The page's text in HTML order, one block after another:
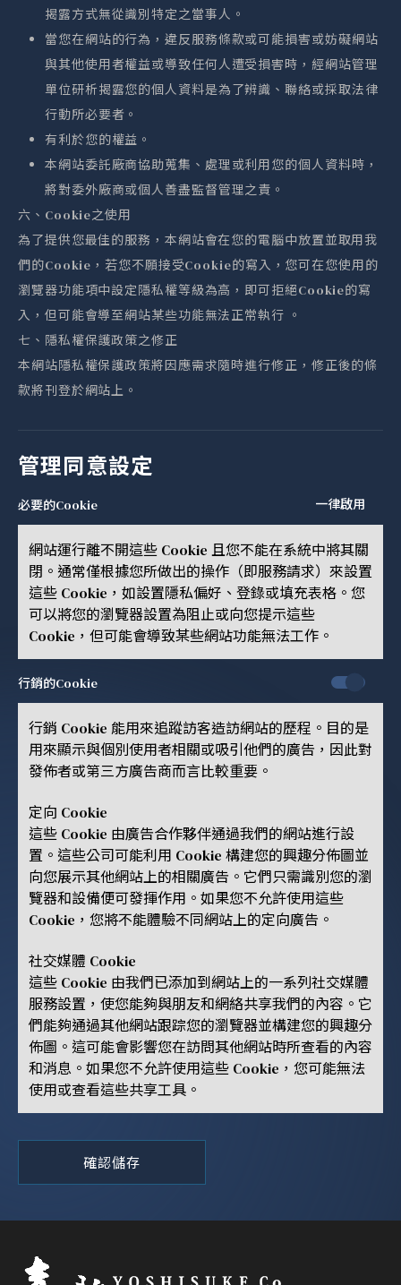
揭露方式無從識別特定之當事人。
當您在網站的行為，違反服務條款或可能損害或妨礙網站
與其他使用者權益或導致任何人遭受損害時，經網站管理
單位研析揭露您的個人資料是為了辨識、聯絡或採取法律
行動所必要者。
有利於您的權益。
本網站委託廠商協助蒐集、處理或利用您的個人資料時，
將對委外廠商或個人善盡監督管理之責。
六、Cookie之使用
為了提供您最佳的服務，本網站會在您的電腦中放置並取用我
們的Cookie，若您不願接受Cookie的寫入，您可在您使用的
瀏覽器功能項中設定隱私權等級為高，即可拒絕Cookie的寫
入，但可能會導至網站某些功能無法正常執行 。
七、隱私權保護政策之修正
本網站隱私權保護政策將因應需求隨時進行修正，修正後的條
款將刊登於網站上。
管理同意設定
必要的Cookie 一律啟用
網站運行離不開這些 Cookie 且您不能在系統中將其關
閉。通常僅根據您所做出的操作（即服務請求）來設置
這些 Cookie，如設置隱私偏好、登錄或填充表格。您
可以將您的瀏覽器設置為阻止或向您提示這些
Cookie，但可能會導致某些網站功能無法工作。
行銷的Cookie
行銷 Cookie 能用來追蹤訪客造訪網站的歷程。目的是
用來顯示與個別使用者相關或吸引他們的廣告，因此對
發佈者或第三方廣告商而言比較重要。
定向 Cookie
這些 Cookie 由廣告合作夥伴通過我們的網站進行設
置。這些公司可能利用 Cookie 構建您的興趣分佈圖並
向您展示其他網站上的相關廣告。它們只需識別您的瀏
覽器和設備便可發揮作用。如果您不允許使用這些
Cookie，您將不能體驗不同網站上的定向廣告。
社交媒體 Cookie
這些 Cookie 由我們已添加到網站上的一系列社交媒體
服務設置，使您能夠與朋友和網絡共享我們的內容。它
們能夠通過其他網站跟踪您的瀏覽器並構建您的興趣分
佈圖。這可能會影響您在訪問其他網站時所查看的內容
和消息。如果您不允許使用這些 Cookie，您可能無法
使用或查看這些共享工具。
確認儲存